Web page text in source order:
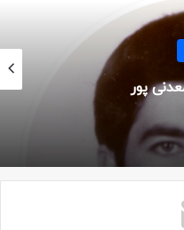
بود.
و مقید بود.
یکسالی را به حوزه رفت و
چنکشی